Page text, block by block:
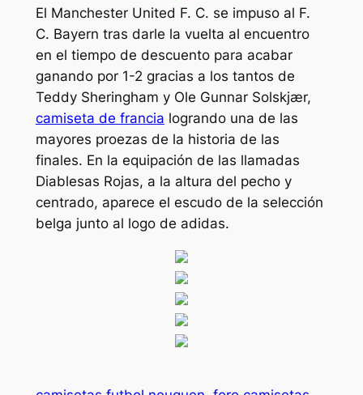
El Manchester United F. C. se impuso al F.
C. Bayern tras darle la vuelta al encuentro
en el tiempo de descuento para acabar
ganando por 1-2 gracias a los tantos de
Teddy Sheringham y Ole Gunnar Solskjær,
camiseta de francia logrando una de las
mayores proezas de la historia de las
finales. En la equipación de las llamadas
Diablesas Rojas, a la altura del pecho y
centrado, aparece el escudo de la selección
belga junto al logo de adidas.